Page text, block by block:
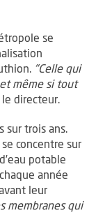
se
"Celle qui
même si tout
directeur.
sur trois ans.
concentre sur
potable
année
leur
membranes qui